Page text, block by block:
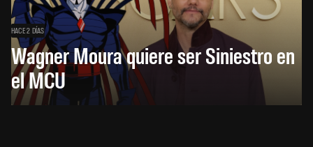
HACE 2 DÍAS
Wagner Moura quiere ser Siniestro en
el MCU